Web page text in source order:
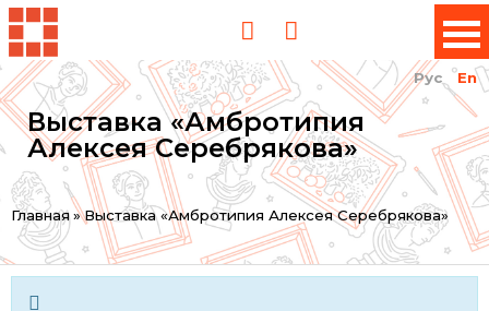
Рус En
Выставка «Амбротипия
Алексея Серебрякова»
You
are
here
Главная»Выставка «Амбротипия Алексея Серебрякова»